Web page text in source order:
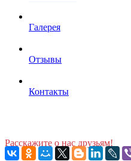
Галерея
Отзывы
Контакты
Расскажите о нас друзьям!